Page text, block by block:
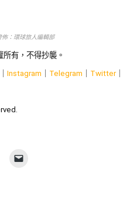
佈：環球旅人編輯部
所有，不得抄襲。
Instagram Telegram Twitter｜